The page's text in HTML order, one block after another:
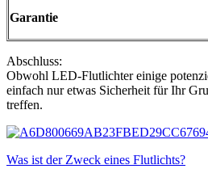
Garantie
Abschluss:
Obwohl LED-Flutlichter einige
einfach nur etwas Sicherheit für Ihr
treffen.
Was ist der Zweck eines Flutlichts?